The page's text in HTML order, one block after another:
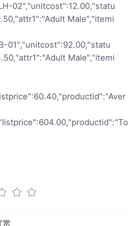
02","unitcost":12.00,"statu
Male","itemi
01","unitcost":92.00,"statu
Male","itemi
赏